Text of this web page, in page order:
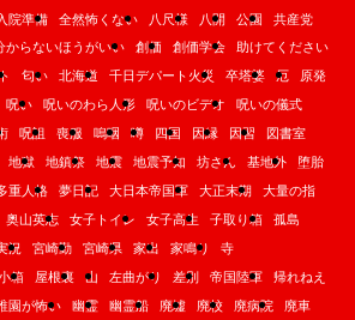
院準備 全然怖くない 八尺様 八開 公園
共産党
からないほうがいい 創価 創価学会
助けてください
匂い 北海道 千日デパート火災 卒塔婆 厄
原発
呪い 呪いのわら人形 呪いのビデオ
呪いの儀式
呪詛 喪服 嗚咽 噂 四国 因縁 因習
図書室
地獄 地鎮祭 地震 地震予知 坊さん 基地外
堕胎
重人格 夢日記 大日本帝国軍 大正末期
大量の指
奥山英志 女子トイレ 女子高生 子取り箱
孤島
況 宮崎勤 宮崎県 家出 家鳴り
寺
箱 屋根裏 山 左曲がり 差別 帝国陸軍
帰れねえ
園が怖い 幽霊 幽霊船 廃墟 廃校 廃病院
廃車